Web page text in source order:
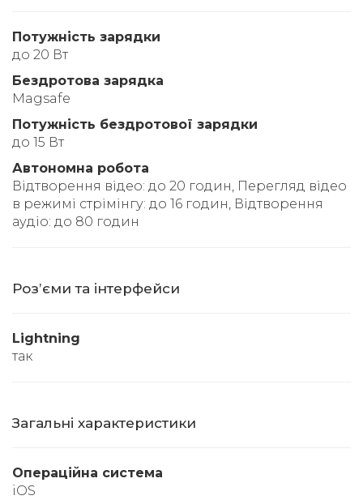
Потужність зарядки
до 20 Вт
Бездротова зарядка
Magsafe
Потужність бездротової зарядки
до 15 Вт
Автономна робота
Відтворення відео: до 20 годин, Перегляд відео
в режимі стрімінгу: до 16 годин, Відтворення
аудіо: до 80 годин
Розʼєми та інтерфейси
Lightning
так
Загальні характеристики
Операційна система
iOS